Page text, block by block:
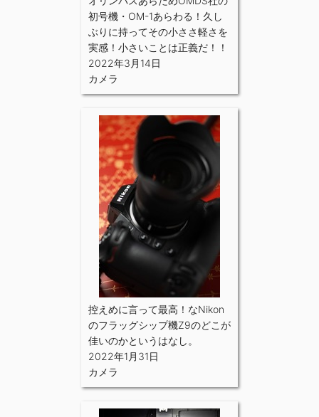
初号機・OM-1あらわる！久し
ぶりに持ってその小ささ軽さを
実感！小さいことは正義だ！！
2022年3月14日
カメラ
控えめに言って最高！なNikon
のフラッグシップ機Z9のどこが
佳いのかというはなし。
2022年1月31日
カメラ